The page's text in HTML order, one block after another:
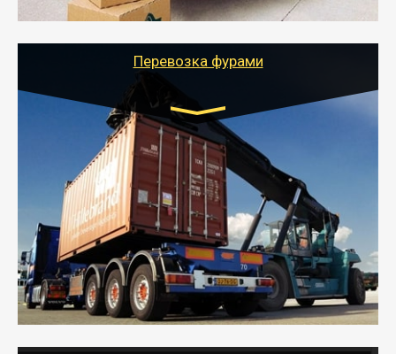
оформлением документов, подтверждающих
Перевозка фурами
Транспорт:
Еврофура Тент от 5 до 10 тонн
грузоподъемность
от 10 000 руб. Возможен догруз
- Доставка фурой до 20 т возможна для больших
объемов грузов, упакованных в коробки, мешки,
паллеты и россыпью в самые отдаленные места
России с гарантией полной сохранности.
- Тайгер Логистик предоставляет услуги по
грузоперевозкам для физических и юридических лиц